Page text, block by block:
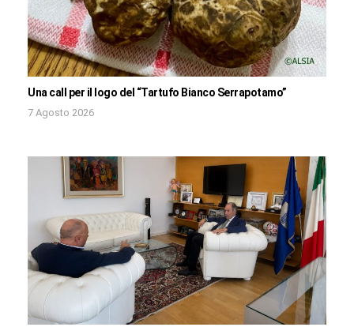
Una call per il logo del “Tartufo Bianco Serrapotamo”
7 Agosto 2026